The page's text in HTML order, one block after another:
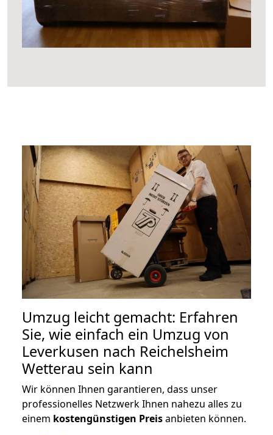
Umzug leicht gemacht: Erfahren
Sie, wie einfach ein Umzug von
Leverkusen nach Reichelsheim
Wetterau sein kann
Wir können Ihnen garantieren, dass unser
professionelles Netzwerk Ihnen nahezu alles zu
einem kostengünstigen Preisanbieten können.